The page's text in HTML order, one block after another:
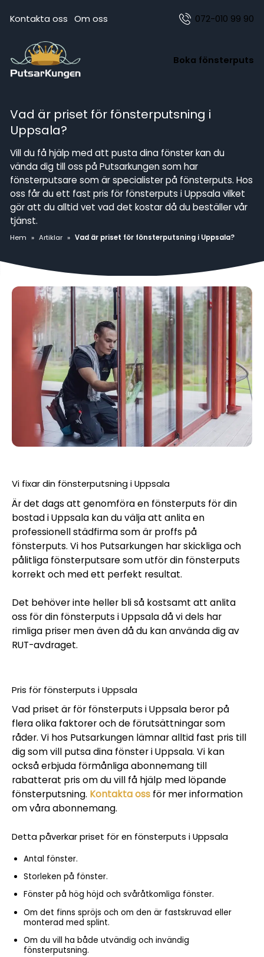
Kontakta oss Om oss 072-010 99 90
Boka fönsterputs
Vad är priset för fönsterputsning i
Uppsala?
Vill du få hjälp med att pusta dina fönster kan du
vända dig till oss på Putsarkungen som har
fönsterputsare som är specialister på fönsterputs. Hos
oss får du ett fast pris för fönsterputs i Uppsala vilket
gör att du alltid vet vad det kostar då du beställer vår
tjänst.
Hem » Artiklar » Vad är priset för fönsterputsning i Uppsala?
Vi fixar din fönsterputsning i Uppsala
Är det dags att genomföra en fönsterputs för din
bostad i Uppsala kan du välja att anlita en
professionell städfirma som är proffs på
fönsterputs. Vi hos Putsarkungen har skickliga och
pålitliga fönsterputsare som utför din fönsterputs
korrekt och med ett perfekt resultat.
Det behöver inte heller bli så kostsamt att anlita
oss för din fönsterputs i Uppsala då vi dels har
rimliga priser men även då du kan använda dig av
RUT-avdraget.
Pris för fönsterputs i Uppsala
Vad priset är för fönsterputs i Uppsala beror på
flera olika faktorer och de förutsättningar som
råder. Vi hos Putsarkungen lämnar alltid fast pris till
dig som vill putsa dina fönster i Uppsala. Vi kan
också erbjuda förmånliga abonnemang till
rabatterat pris om du vill få hjälp med löpande
fönsterputsning. Kontakta oss för mer information
om våra abonnemang.
Detta påverkar priset för en fönsterputs i Uppsala
Antal fönster.
Storleken på fönster.
Fönster på hög höjd och svåråtkomliga fönster.
Om det finns spröjs och om den är fastskruvad eller
monterad med splint.
Om du vill ha både utvändig och invändig
fönsterputsning.